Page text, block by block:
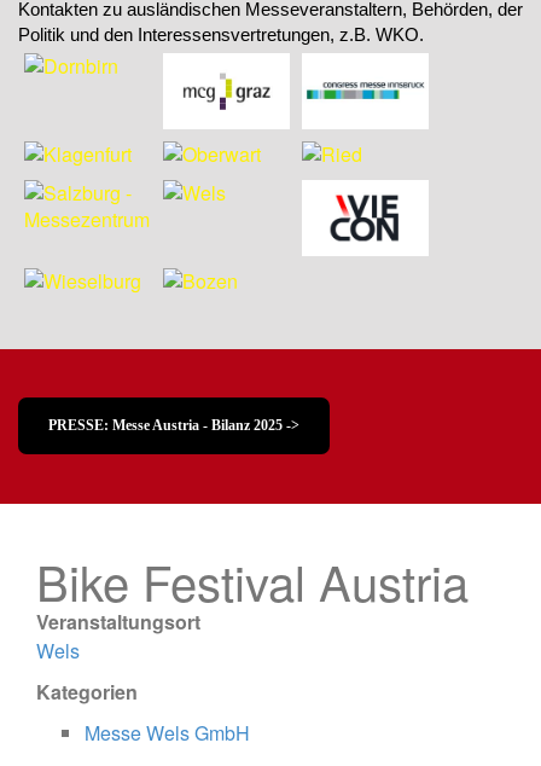
Kontakten zu ausländischen Messeveranstaltern, Behörden, der
Politik und den Interessensvertretungen, z.B. WKO.
PRESSE: Messe Austria - Bilanz 2025 ->
Bike Festival Austria
Veranstaltungsort
Wels
Kategorien
Messe Wels GmbH